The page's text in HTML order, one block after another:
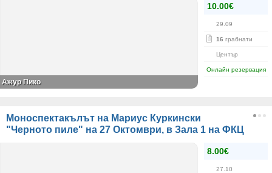
10.00€
29.09
16 грабнати
Център
Онлайн резервация
Ажур Пико
Моноспектакълът на Мариус Куркински
"Черното пиле" на 27 Октомври, в Зала 1 на ФКЦ
8.00€
27.10